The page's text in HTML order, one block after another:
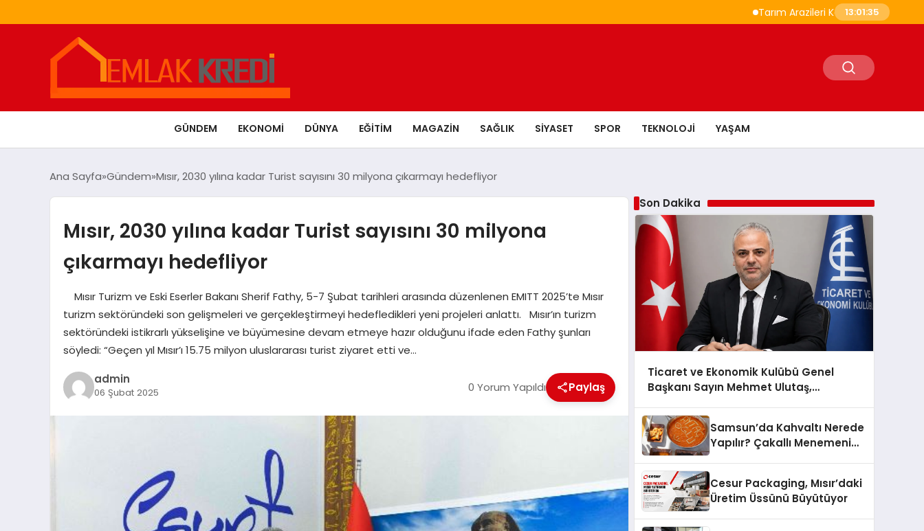
Tarım Arazileri Korunması Yönetmeliği
13:01:36
GÜNDEM EKONOMI DÜNYA EĞITIM MAGAZIN SAĞLIK SIYASET SPOR TEKNOLOJI YAŞAM
Ana Sayfa Gündem Mısır, 2030 yılına kadar Turist sayısını 30 milyona çıkarmayı hedefliyor
Mısır, 2030 yılına kadar Turist sayısını 30 milyona
çıkarmayı hedefliyor
Mısır Turizm ve Eski Eserler Bakanı Sherif Fathy, 5-7 Şubat tarihleri arasında düzenlenen EMITT 2025’te Mısır
turizm sektöründeki son gelişmeleri ve gerçekleştirmeyi hedefledikleri yeni projeleri anlattı. Mısır’ın turizm
sektöründeki istikrarlı yükselişine ve büyümesine devam etmeye hazır olduğunu ifade eden Fathy şunları
söyledi: “Geçen yıl Mısır’ı 15.75 milyon uluslararası turist ziyaret etti ve…
admin
06 Şubat 2025 0 Yorum Yapıldı Paylaş
Son Dakika
Ticaret ve Ekonomik Kulübü Genel
Başkanı Sayın Mehmet Ulutaş,
şunları kaydetti:
Samsun’da Kahvaltı Nerede
Yapılır? Çakallı Menemeni
Cesur Packaging, Mısır’daki
Üretim Üssünü Büyütüyor